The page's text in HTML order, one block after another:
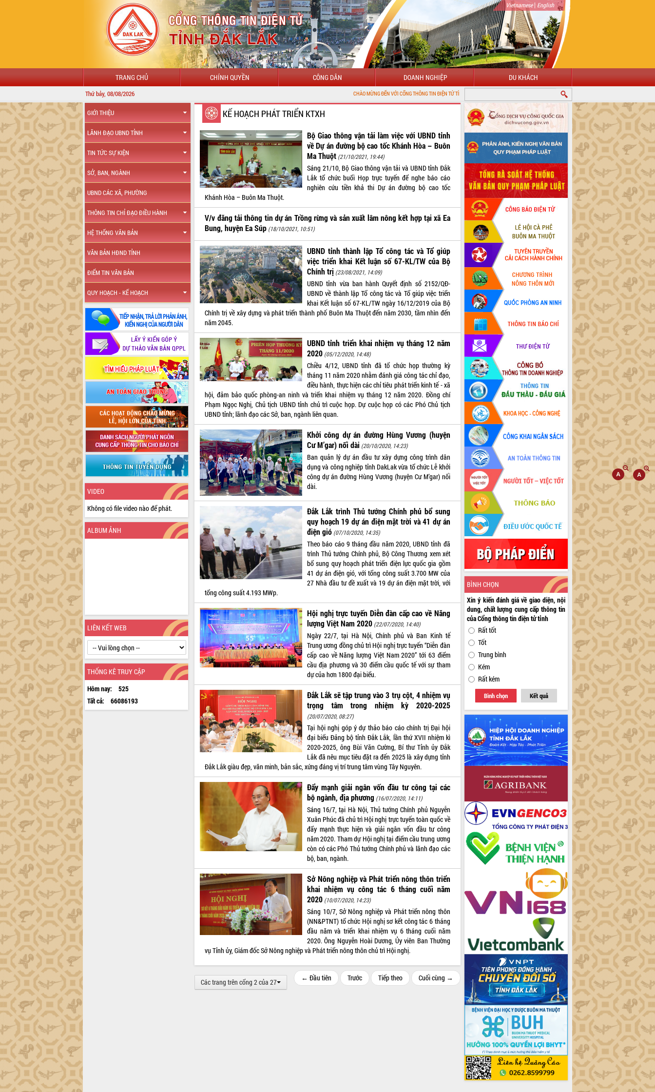
Vietnamese| English
TRANG CHỦ CHÍNH QUYỀN CÔNG DÂN DOANH NGHIỆP DU KHÁCH
Thứ bảy, 08/08/2026 CHÀO MỪNG ĐẾN VỚI CỔNG THÔNG TIN ĐIỆN TỬ TỈNH ĐẮK LẮK
GIỚI THIỆU
LÃNH ĐẠO UBND TỈNH
TIN TỨC SỰ KIỆN
SỞ, BAN, NGÀNH
UBND CÁC XÃ, PHƯỜNG
THÔNG TIN CHỈ ĐẠO ĐIỀU HÀNH
HỆ THỐNG VĂN BẢN
VĂN BẢN HĐND TỈNH
ĐIỂM TIN VĂN BẢN
QUY HOẠCH - KẾ HOẠCH
VIDEO
Không có file video nào để phát.
ALBUM ẢNH
LIÊN KẾT WEB
THỐNG KÊ TRUY CẬP
Hôm nay:
525
Tất cả:
66086193
KẾ HOẠCH PHÁT TRIỂN KTXH
Bộ Giao thông vận tải làm việc với UBND tỉnh
về Dự án đường bộ cao tốc Khánh Hòa – Buôn
Ma Thuột (21/10/2021, 19:44)
Sáng 21/10, Bộ Giao thông vận tải và UBND tỉnh Đắk
Lắk tổ chức buổi Họp trực tuyến để nghe báo cáo
nghiên cứu tiền khả thi Dự án đường bộ cao tốc
Khánh Hòa – Buôn Ma Thuột.
V/v đăng tải thông tin dự án Trồng rừng và sản xuất lâm nông kết hợp tại xã Ea
Bung, huyện Ea Súp (18/10/2021, 10:51)
UBND tỉnh thành lập Tổ công tác và Tổ giúp
việc triển khai Kết luận số 67-KL/TW của Bộ
Chính trị (23/08/2021, 14:09)
UBND tỉnh vừa ban hành Quyết định số 2152/QĐ-
UBND về thành lập Tổ công tác và Tổ giúp việc triển
khai Kết luận số 67-KL/TW ngày 16/12/2019 của Bộ
Chính trị về xây dựng và phát triển thành phố Buôn Ma Thuột đến năm 2030, tầm nhìn đến
năm 2045.
UBND tỉnh triển khai nhiệm vụ tháng 12 năm
2020 (05/12/2020, 14:48)
Chiều 4/12, UBND tỉnh đã tổ chức họp thường kỳ
tháng 11 năm 2020 nhằm đánh giá công tác chỉ đạo,
điều hành, thực hiện các chỉ tiêu phát triển kinh tế - xã
hội, đảm bảo quốc phòng-an ninh và triển khai nhiệm vụ tháng 12 năm 2020. Đồng chí
Phạm Ngọc Nghị, Chủ tịch UBND tỉnh chủ trì cuộc họp. Dự cuộc họp có các Phó Chủ tịch
UBND tỉnh; lãnh đạo các Sở, ban, ngành liên quan.
Khởi công dự án đường Hùng Vương (huyện
Cư M’gar) nối dài (20/10/2020, 14:23)
Ban quản lý dự án đầu tư xây dựng công trình dân
dụng và công nghiệp tỉnh DakLak vừa tổ chức Lễ khởi
công dự án đường Hùng Vương (huyện Cư M’gar) nối
dài.
Đắk Lắk trình Thủ tướng Chính phủ bổ sung
quy hoạch 19 dự án điện mặt trời và 41 dự án
điện gió (07/10/2020, 14:35)
Theo báo cáo 9 tháng đầu năm 2020, UBND tỉnh đã
trình Thủ tướng Chính phủ, Bộ Công Thương xem xét
bổ sung quy hoạch phát triển điện lực quốc gia gồm
41 dự án điện gió, với tổng công suất 3.700 MW của
27 Nhà đầu tư đề xuất và 19 dự án điện mặt trời, với
tổng công suất 4.193 MWp.
Hội nghị trực tuyến Diễn đàn cấp cao về Năng
lượng Việt Nam 2020 (22/07/2020, 14:40)
Ngày 22/7, tại Hà Nội, Chính phủ và Ban Kinh tế
Trung ương đồng chủ trì Hội nghị trực tuyến “Diễn đàn
cấp cao về Năng lượng Việt Nam 2020” tới 63 điểm
cầu địa phương và 30 điểm cầu quốc tế với sự tham
dự của hơn 1800 đại biểu.
Đắk Lắk sẽ tập trung vào 3 trụ cột, 4 nhiệm vụ
trọng tâm trong nhiệm kỳ 2020-2025
(20/07/2020, 08:27)
Tại hội nghị góp ý dự thảo báo cáo chính trị Đại hội
đại biểu Đảng bộ tỉnh Đắk Lắk, lần thứ XVII nhiệm kì
2020-2025, ông Bùi Văn Cường, Bí thư Tỉnh ủy Đắk
Lắk đã nêu mục tiêu đặt ra đến 2025 là xây dựng tỉnh
Đắk Lắk giàu đẹp, văn minh, bản sắc, xứng đáng vị trí trung tâm vùng Tây Nguyên.
Đẩy mạnh giải ngân vốn đầu tư công tại các
bộ ngành, địa phương (16/07/2020, 14:11)
Sáng 16/7, tại Hà Nội, Thủ tướng Chính phủ Nguyễn
Xuân Phúc đã chủ trì Hội nghị trực tuyến toàn quốc về
đẩy mạnh thực hiện và giải ngân vốn đầu tư công
năm 2020. Tham dự Hội nghị tại điểm cầu trung ương
còn có các Phó Thủ tướng Chính phủ và lãnh đạo các
bộ, ban, ngành.
Sở Nông nghiệp và Phát triển nông thôn triển
khai nhiệm vụ công tác 6 tháng cuối năm
2020 (10/07/2020, 14:23)
Sáng 10/7, Sở Nông nghiệp và Phát triển nông thôn
(NN&PTNT) tổ chức Hội nghị sơ kết công tác 6 tháng
đầu năm và triển khai nhiệm vụ 6 tháng cuối năm
2020. Ông Nguyễn Hoài Dương, Ủy viên Ban Thường
vụ Tỉnh ủy, Giám đốc Sở Nông nghiệp và Phát triển nông thôn chủ trì Hội nghị.
Các trang trên cổng 2 của 27 ← Đầu tiên Trước Tiếp theo Cuối cùng →
BÌNH CHỌN
Xin ý kiến đánh giá về giao diện, nội
dung, chất lượng cung cấp thông tin
của Cổng thông tin điện tử tỉnh
Rất tốt
Tốt
Trung bình
Kém
Rất kém
Bình chọn Kết quả